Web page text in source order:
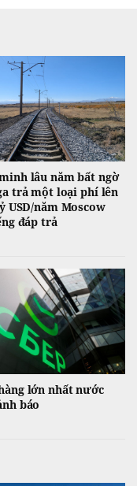
lâu năm bất ngờ
trả một loại phí lên
USD/năm Moscow
đáp trả
lớn nhất nước
báo